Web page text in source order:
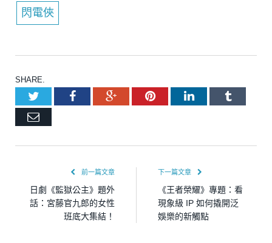
閃電俠
SHARE.
TwitterFacebookGoogle+PinterestLinkedInTumblr
Email
前一篇文章
日劇《監獄公主》題外
話：宮藤官九郎的女性
班底大集結！
下一篇文章
《王者榮耀》專題：看
現象級 IP 如何撬開泛
娛樂的新觸點